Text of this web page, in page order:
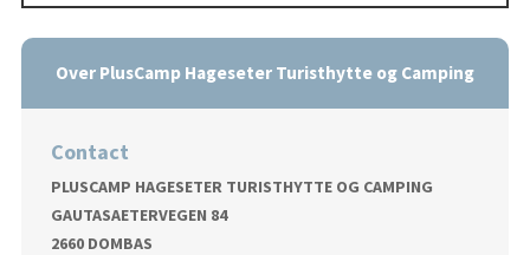
Over PlusCamp Hageseter Turisthytte og Camping
Contact
PLUSCAMP HAGESETER TURISTHYTTE OG CAMPING
GAUTASAETERVEGEN 84
2660 DOMBAS